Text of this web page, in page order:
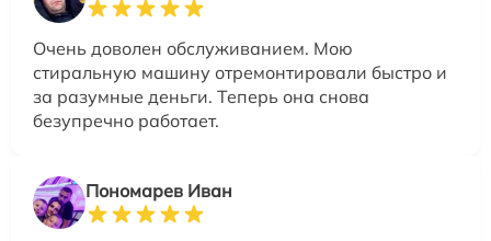
Очень доволен обслуживанием. Мою
стиральную машину отремонтировали быстро и
за разумные деньги. Теперь она снова
безупречно работает.
Пономарев Иван